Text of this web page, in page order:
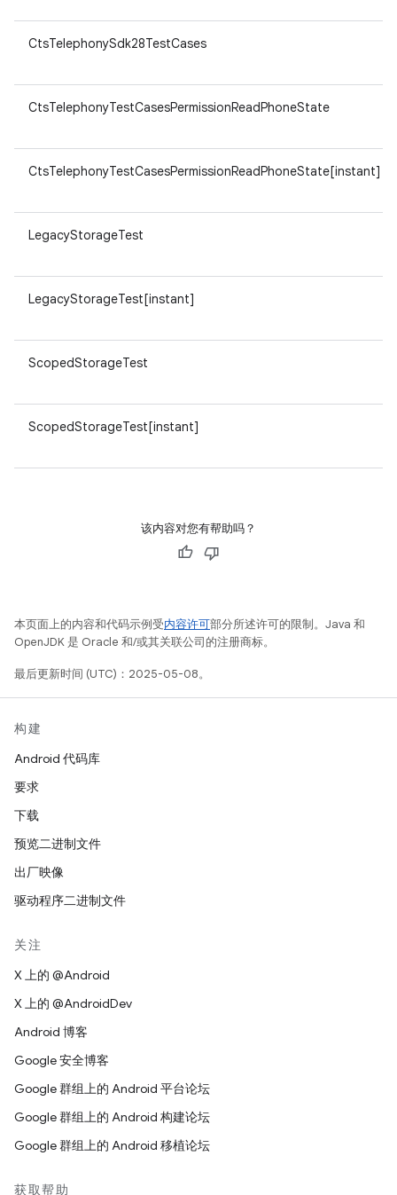
CtsTelephonySdk28TestCases
CtsTelephonyTestCasesPermissionReadPhoneState
CtsTelephonyTestCasesPermissionReadPhoneState[instant]
LegacyStorageTest
LegacyStorageTest[instant]
ScopedStorageTest
ScopedStorageTest[instant]
该内容对您有帮助吗？
本页面上的内容和代码示例受内容许可部分所述许可的限制。Java 和
OpenJDK 是 Oracle 和/或其关联公司的注册商标。
最后更新时间 (UTC)：2025-05-08。
构建
Android 代码库
要求
下载
预览二进制文件
出厂映像
驱动程序二进制文件
关注
X 上的 @Android
X 上的 @AndroidDev
Android 博客
Google 安全博客
Google 群组上的 Android 平台论坛
Google 群组上的 Android 构建论坛
Google 群组上的 Android 移植论坛
获取帮助